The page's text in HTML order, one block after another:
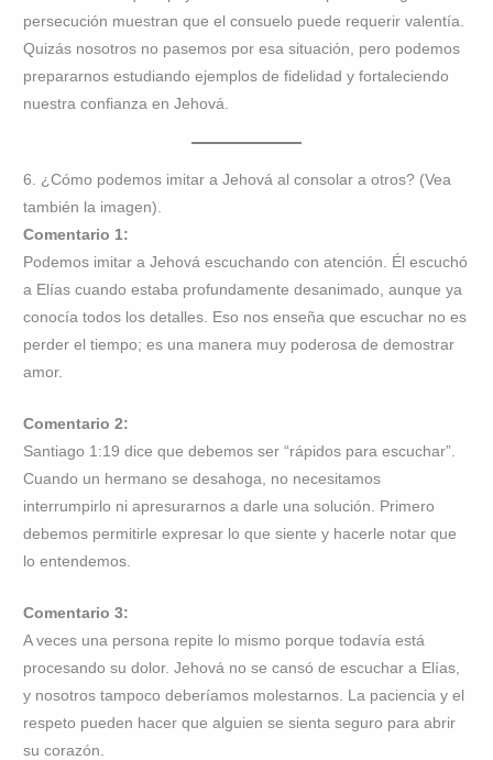
persecución muestran que el consuelo puede requerir valentía.
Quizás nosotros no pasemos por esa situación, pero podemos
prepararnos estudiando ejemplos de fidelidad y fortaleciendo
nuestra confianza en Jehová.
6. ¿Cómo podemos imitar a Jehová al consolar a otros? (Vea
también la imagen).
Comentario 1:
Podemos imitar a Jehová escuchando con atención. Él escuchó
a Elías cuando estaba profundamente desanimado, aunque ya
conocía todos los detalles. Eso nos enseña que escuchar no es
perder el tiempo; es una manera muy poderosa de demostrar
amor.
Comentario 2:
Santiago 1:19 dice que debemos ser “rápidos para escuchar”.
Cuando un hermano se desahoga, no necesitamos
interrumpirlo ni apresurarnos a darle una solución. Primero
debemos permitirle expresar lo que siente y hacerle notar que
lo entendemos.
Comentario 3:
A veces una persona repite lo mismo porque todavía está
procesando su dolor. Jehová no se cansó de escuchar a Elías,
y nosotros tampoco deberíamos molestarnos. La paciencia y el
respeto pueden hacer que alguien se sienta seguro para abrir
su corazón.